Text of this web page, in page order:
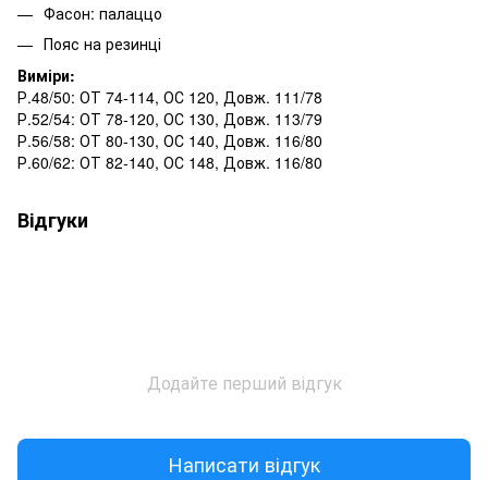
Фасон: палаццо
Пояс на резинці
Виміри:
Р.48/50: ОТ 74-114, ОС 120, Довж. 111/78
Р.52/54: ОТ 78-120, ОС 130, Довж. 113/79
Р.56/58: ОТ 80-130, ОС 140, Довж. 116/80
Р.60/62: ОТ 82-140, ОС 148, Довж. 116/80
Відгуки
Додайте перший відгук
Написати відгук